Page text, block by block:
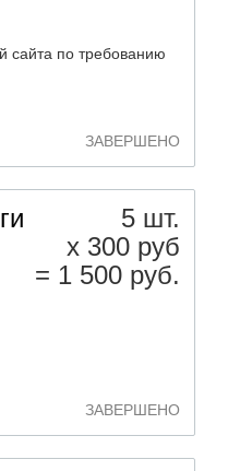
сайта по требованию
ЗАВЕРШЕНО
5 шт.
х 300 руб
= 1 500 руб.
ЗАВЕРШЕНО